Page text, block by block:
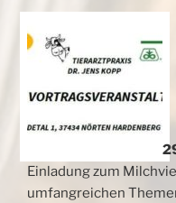
Einladung zum
umfangreichen